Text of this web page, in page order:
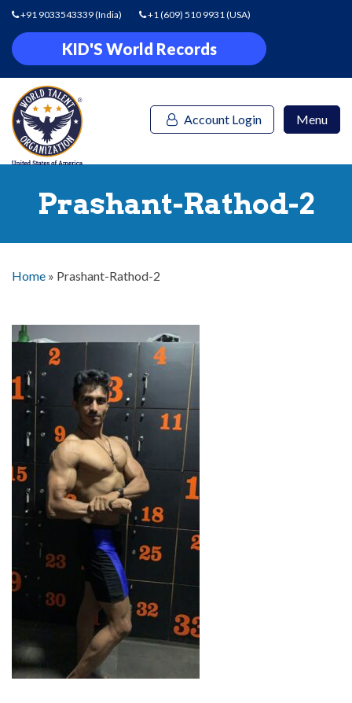
+91 9033543339(India) +1 (609) 510 9931(USA)
KID'S World Records
Account Login Menu
Prashant-Rathod-2
Home » Prashant-Rathod-2